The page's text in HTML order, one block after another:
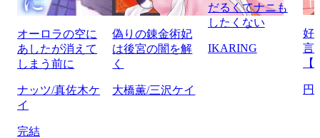
オーロラの空に
あしたが消えて
しまう前に
ナッツ/真佐木ケ
イ
完結
偽りの錬金術妃
は後宮の闇を解
く
大橋薫/三沢ケイ
だるくてナニも
したくない
IKARING
好
言
円